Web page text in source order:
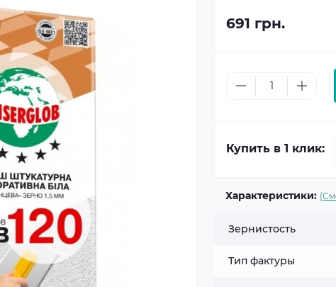
691 грн.
Купить в 1 клик:
Характеристики:
Зернистость
Тип фактуры